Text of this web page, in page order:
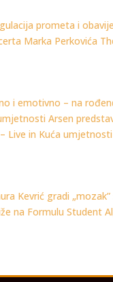
prometa i
Marka Perkovića
i emotivno – na
Arsen
Live in Kuća umjetnosti
Kevrić gradi
na Formulu Student